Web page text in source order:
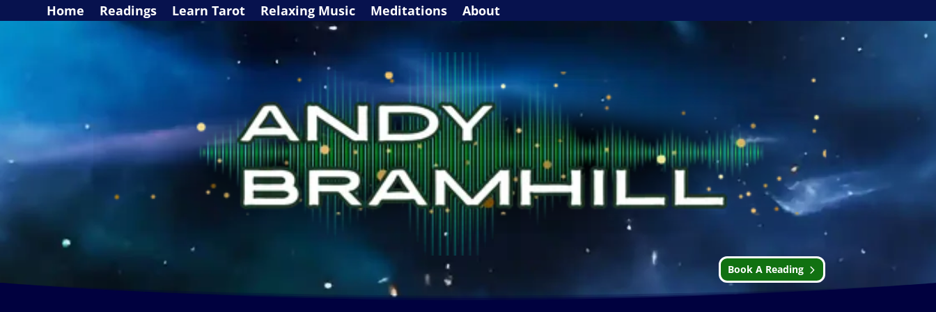
Home Readings Learn Tarot Relaxing Music Meditations About
Book A Reading